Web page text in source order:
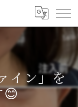
イン」を
😊